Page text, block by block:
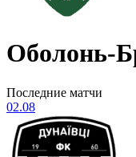
Оболонь-
Последние матчи
02.08